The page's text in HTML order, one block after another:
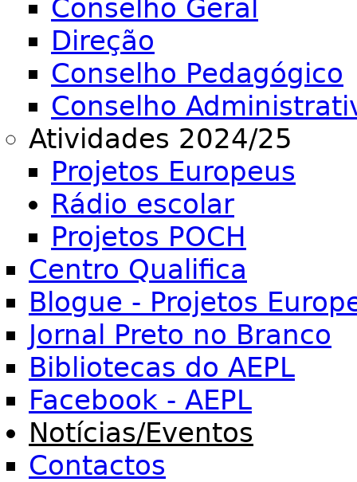
Conselho Geral
Direção
Conselho Pedagógico
Conselho
Atividades 2024/25
Projetos Europeus
Rádio escolar
Projetos POCH
Centro Qualifica
Blogue - Projetos
Jornal Preto no Branco
Bibliotecas do AEPL
Facebook - AEPL
Notícias/Eventos
Contactos